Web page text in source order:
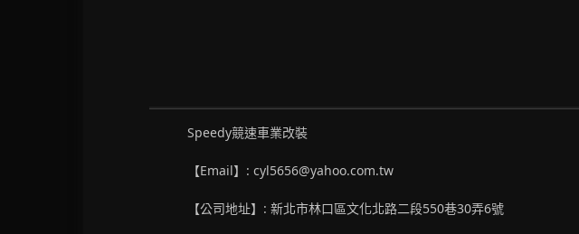
Speedy競速車業改裝
【Email】: cyl5656@yahoo.com.tw
【公司地址】: 新北市林口區文化北路二段550巷30弄6號